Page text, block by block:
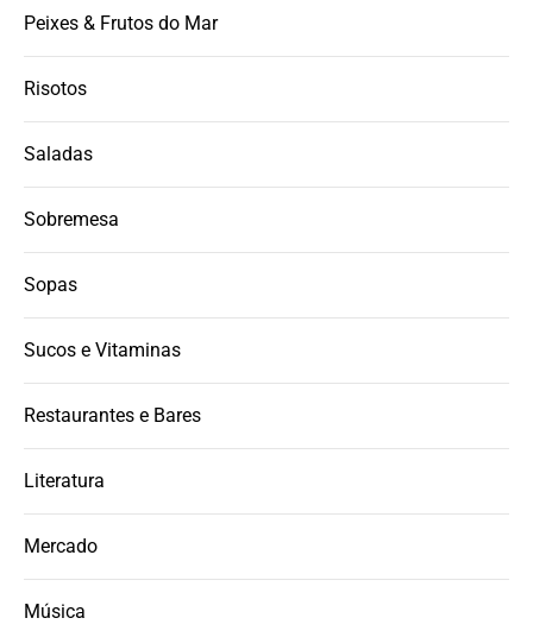
Peixes & Frutos do Mar
Risotos
Saladas
Sobremesa
Sopas
Sucos e Vitaminas
Restaurantes e Bares
Literatura
Mercado
Música